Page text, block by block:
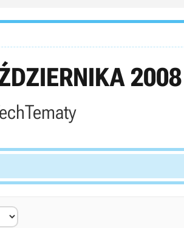
2008
Tematy